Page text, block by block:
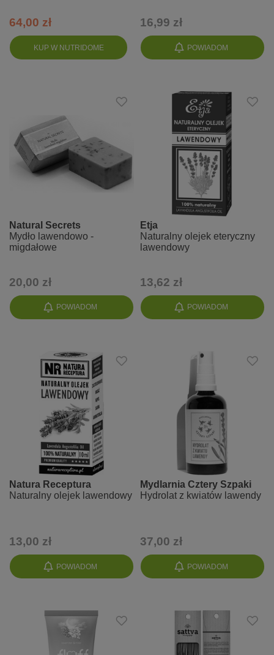
KUP W NUTRIDOME
64,00 zł
POWIADOM
16,99 zł
POWIADOM
Natural Secrets
Mydło lawendowo -
migdałowe
20,00 zł
POWIADOM
Etja
Naturalny olejek eteryczny
lawendowy
13,62 zł
POWIADOM
Natura Receptura
Naturalny olejek lawendowy
13,00 zł
POWIADOM
Mydlarnia Cztery Szpaki
Hydrolat z kwiatów lawendy
37,00 zł